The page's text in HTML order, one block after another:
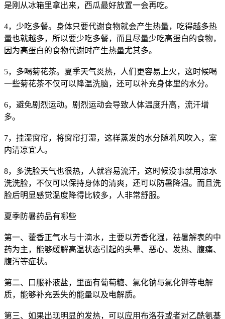
是刚从冰箱里拿出来，西瓜最好放置一会再吃。
4，少吃多餐。身体只要代谢食物就会产生热量，吃得越多热
量也就越多，所以要少吃多餐，而且尽量少吃高蛋白的食物，
因为高蛋白的食物代谢时产生热量尤其多。
5，多喝菊花茶。夏季天气炎热，人们更容易上火，这时候喝
一些菊花茶不仅可以降温洗脑，还可以补充身体里的水分。
6，避免剧烈运动。剧烈运动会导致人体温度升高，流汗增
多。
7，挂湿窗帘，将窗帘打湿，这样蒸发的水分随着风吹入，室
内清凉宜人。
8，多洗脸天气也很热，人就容易流汗，这时候没事就用凉水
洗洗脸，不仅可以保持身体的清爽，还可以防暑降温。而且洗
脸后明显感觉温度降得比较多，人非常舒服。
夏季防暑药品有哪些
第一、藿香正气水与十滴水，主要以芳香化湿，祛暑解表的中
药为主，能够缓解高温状态引起的头晕、恶心、发热、腹痛、
腹泻等症状。
第二、口服补液盐，里面有葡萄糖、氯化钠与氯化钾等电解
质，能够补充丢失的能量以及电解质。
第三、如果出现明显的发热，可以应用布洛芬或者对乙酰氨基